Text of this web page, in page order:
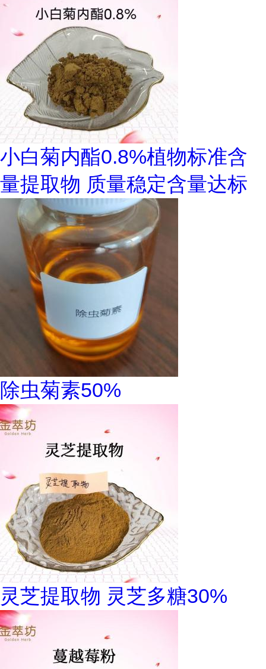
小白菊内酯0.8%植物标准含
量提取物 质量稳定含量达标
除虫菊素50%
灵芝提取物 灵芝多糖30%